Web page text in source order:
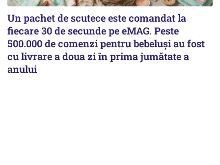
Un pachet de scutece este comandat la
fiecare 30 de secunde pe eMAG. Peste
500.000 de comenzi pentru bebeluși au fost
cu livrare a doua zi în prima jumătate a
anului